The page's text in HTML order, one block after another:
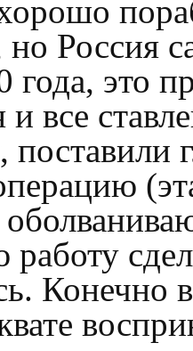
Россия
года, это
и все
поставили
Конечно